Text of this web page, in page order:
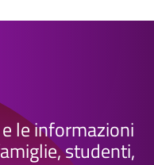
le informazioni
studenti,